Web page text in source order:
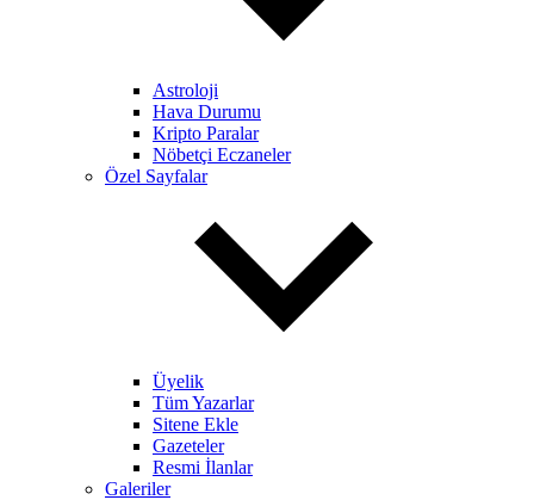
Astroloji
Hava Durumu
Kripto Paralar
Nöbetçi Eczaneler
Özel Sayfalar
Üyelik
Tüm Yazarlar
Sitene Ekle
Gazeteler
Resmi İlanlar
Galeriler